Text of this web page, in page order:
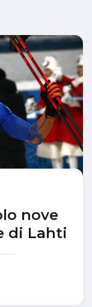
nove
di Lahti